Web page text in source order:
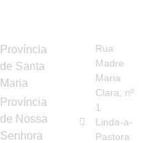
Província
de Santa
Maria
Província
de Nossa
Senhora
Rua
Madre
Maria
Clara, nº
1
Linda-a-
Pastora